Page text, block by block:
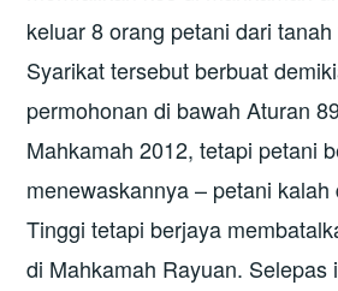
keluar 8 orang petani dari tanah
Syarikat tersebut berbuat
permohonan di bawah Aturan
Mahkamah 2012, tetapi petani
menewaskannya – petani kalah
Tinggi tetapi berjaya
di Mahkamah Rayuan. Selepas